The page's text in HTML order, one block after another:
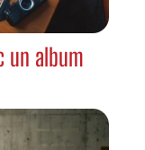
un album